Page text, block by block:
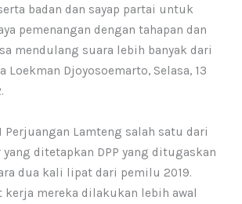
badan dan sayap partai untuk
pemenangan dengan tahapan dan
mendulang suara lebih banyak dari
Loekman Djoyosoemarto, Selasa, 13
Perjuangan Lamteng salah satu dari
yang ditetapkan DPP yang ditugaskan
dua kali lipat dari pemilu 2019.
mereka dilakukan lebih awal